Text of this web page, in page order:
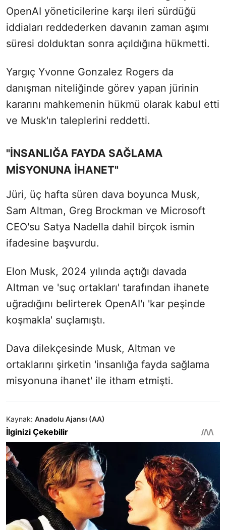
OpenAI yöneticilerine karşı ileri sürdüğü
iddiaları reddederken davanın zaman aşımı
süresi dolduktan sonra açıldığına hükmetti.
Yargıç Yvonne Gonzalez Rogers da
danışman niteliğinde görev yapan jürinin
kararını mahkemenin hükmü olarak kabul etti
ve Musk'ın taleplerini reddetti.
"İNSANLIĞA FAYDA SAĞLAMA
MİSYONUNA İHANET"
Jüri, üç hafta süren dava boyunca Musk,
Sam Altman, Greg Brockman ve Microsoft
CEO'su Satya Nadella dahil birçok ismin
ifadesine başvurdu.
Elon Musk, 2024 yılında açtığı davada
Altman ve 'suç ortakları' tarafından ihanete
uğradığını belirterek OpenAI'ı 'kar peşinde
koşmakla' suçlamıştı.
Dava dilekçesinde Musk, Altman ve
ortaklarını şirketin 'insanlığa fayda sağlama
misyonuna ihanet' ile itham etmişti.
Kaynak: Anadolu Ajansı (AA)